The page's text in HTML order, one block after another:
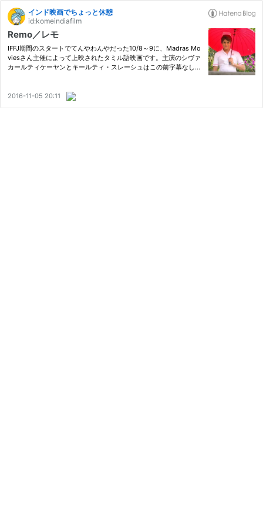
インド映画でちょっと休憩
id:komeindiafilm
Remo／レモ
IFFJ期間のスタートでてんやわんやだった10/8～9に、Madras Mo
viesさん主催によって上映されたタミル語映画です。主演のシヴァ
カールティケーヤンとキールティ・スレーシュはこの前字幕なしで
2016-11-05 20:11